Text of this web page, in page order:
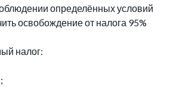
определённых условий
освобождение от налога 95%
налог: